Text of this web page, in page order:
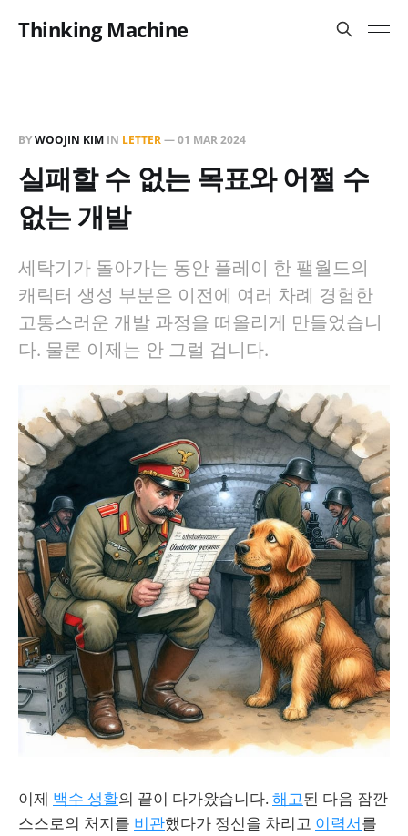
Thinking Machine
BYWOOJIN KIM IN LETTER—01 MAR 2024
실패할 수 없는 목표와 어쩔 수
없는 개발
세탁기가 돌아가는 동안 플레이 한 팰월드의
캐릭터 생성 부분은 이전에 여러 차례 경험한
고통스러운 개발 과정을 떠올리게 만들었습니
다. 물론 이제는 안 그럴 겁니다.
이제 백수 생활의 끝이 다가왔습니다.해고된 다음 잠깐
스스로의 처지를 비관했다가 정신을 차리고 이력서를